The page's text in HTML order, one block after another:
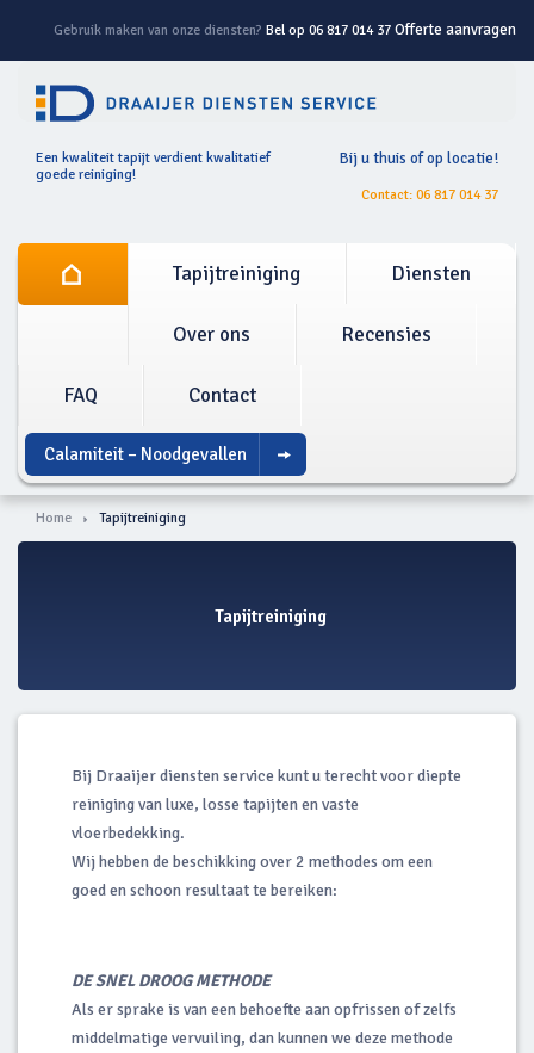
Gebruik maken van onze diensten? Bel op 06 817 014 37 Offerte aanvragen
Bij u thuis of op locatie!
Contact: 06 817 014 37
Een kwaliteit tapijt verdient kwalitatief
goede reiniging!
Tapijtreiniging Diensten
Over ons Recensies
FAQ Contact
Calamiteit – Noodgevallen
Home Tapijtreiniging
Tapijtreiniging
Bij Draaijer diensten service kunt u terecht voor diepte
reiniging van luxe, losse tapijten en vaste
vloerbedekking.
Wij hebben de beschikking over 2 methodes om een
goed en schoon resultaat te bereiken:
DE SNEL DROOG METHODE
Als er sprake is van een behoefte aan opfrissen of zelfs
middelmatige vervuiling, dan kunnen we deze methode